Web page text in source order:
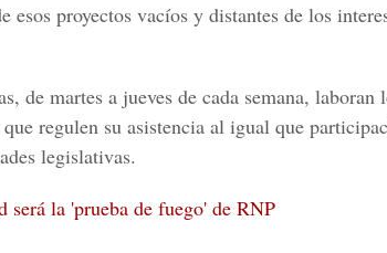
esos proyectos vacíos y distantes de los
de martes a jueves de cada semana, laboran
regulen su asistencia al igual que
legislativas.
será la 'prueba de fuego' de RNP